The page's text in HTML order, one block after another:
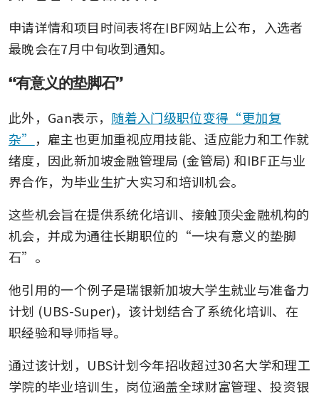
申请详情和项目时间表将在IBF网站上公布，入选者
最晚会在7月中旬收到通知。
“有意义的垫脚石”
此外，Gan表示， 随着入门级职位变得“更加复
杂” ，雇主也更加重视应用技能、适应能力和工作就
绪度，因此新加坡金融管理局 (金管局) 和IBF正与业
界合作，为毕业生扩大实习和培训机会。
这些机会旨在提供系统化培训、接触顶尖金融机构的
机会，并成为通往长期职位的“一块有意义的垫脚
石”。
他引用的一个例子是瑞银新加坡大学生就业与准备力
计划 (UBS-Super)，该计划结合了系统化培训、在
职经验和导师指导。
通过该计划，UBS计划今年招收超过30名大学和理工
学院的毕业培训生，岗位涵盖全球财富管理、投资银